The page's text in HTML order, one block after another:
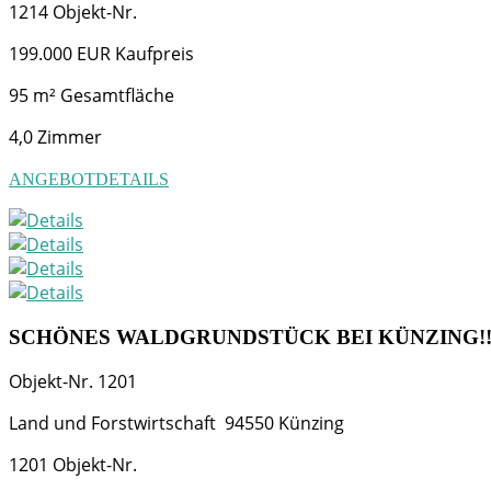
1214 Objekt-Nr.
199.000 EUR Kaufpreis
95 m² Gesamtfläche
4,0Zimmer
ANGEBOTDETAILS
SCHÖNES WALDGRUNDSTÜCK BEI
Objekt-Nr. 1201
Land und Forstwirtschaft 94550 Künzing
1201 Objekt-Nr.